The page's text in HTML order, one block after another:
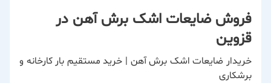
فروش ضایعات اشک برش آهن در
قزوین
خریدار ضایعات اشک برش آهن | خرید مستقیم بار کارخانه و
برشکاری